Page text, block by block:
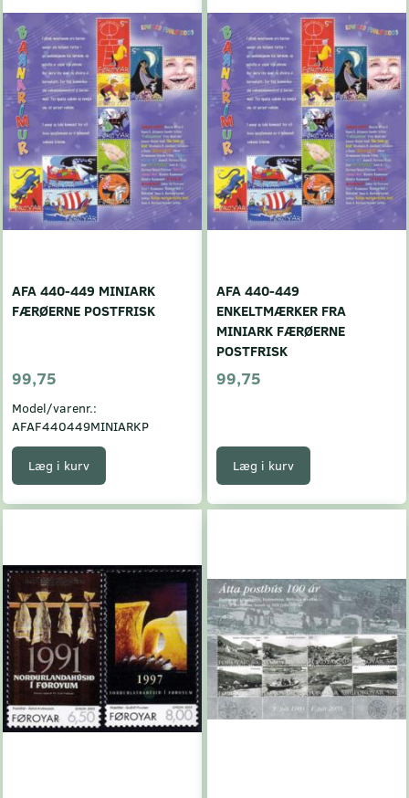
AFA 440-449 MINIARK
FÆRØERNE POSTFRISK
99,75
Model/varenr.:
AFAF440449MINIARKP
Læg i kurv
AFA 440-449
ENKELTMÆRKER FRA
MINIARK FÆRØERNE
POSTFRISK
99,75
Læg i kurv